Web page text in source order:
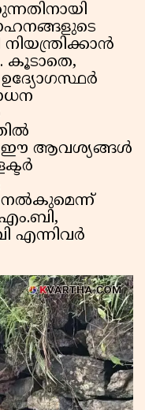
കൂടാതെ,
ഉദ്യോഗസ്ഥർ
ഈ ആവശ്യങ്ങൾ
നൽകുമെന്ന്
എം.ബി,
എന്നിവർ